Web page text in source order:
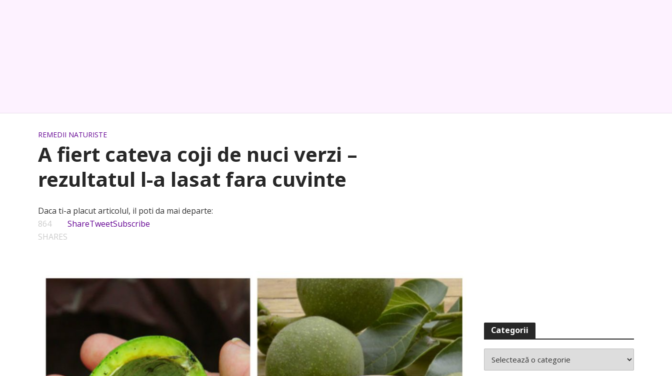
REMEDII NATURISTE
A fiert cateva coji de nuci verzi –
rezultatul l-a lasat fara cuvinte
Daca ti-a placut articolul, il poti da mai departe:
864
SHARES
ShareTweetSubscribe
Categorii